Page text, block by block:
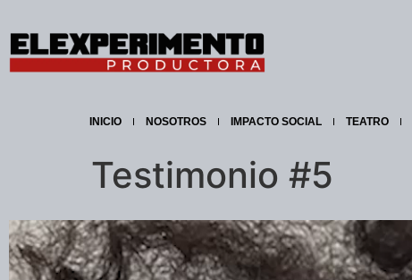
INICIO NOSOTROS IMPACTO SOCIAL TEATRO
Testimonio #5